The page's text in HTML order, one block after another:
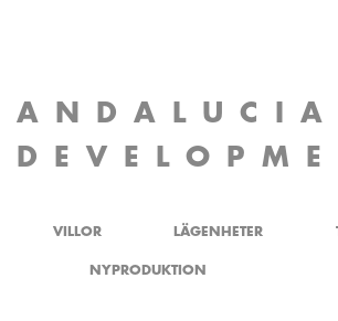
ANDALUCIA
VILLOR LÄGENHETER
NYPRODUKTION